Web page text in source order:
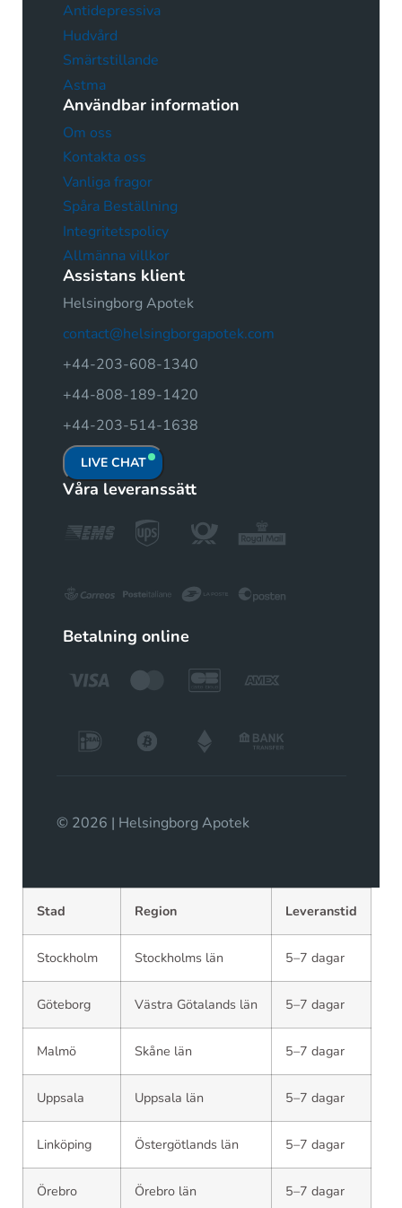
Antidepressiva
Hudvård
Smärtstillande
Astma
Användbar information
Om oss
Kontakta oss
Vanliga fragor
Spåra Beställning
Integritetspolicy
Allmänna villkor
Assistans klient
Helsingborg Apotek
contact@helsingborgapotek.com
+44-203-608-1340
+44-808-189-1420
+44-203-514-1638
LIVE CHAT
Våra leveranssätt
Betalning online
© 2026 | Helsingborg Apotek
Stad Region Leveranstid
Stockholm Stockholms län 5–7 dagar
Göteborg Västra Götalands län 5–7 dagar
Malmö Skåne län 5–7 dagar
Uppsala Uppsala län 5–7 dagar
Linköping Östergötlands län 5–7 dagar
Örebro Örebro län 5–7 dagar